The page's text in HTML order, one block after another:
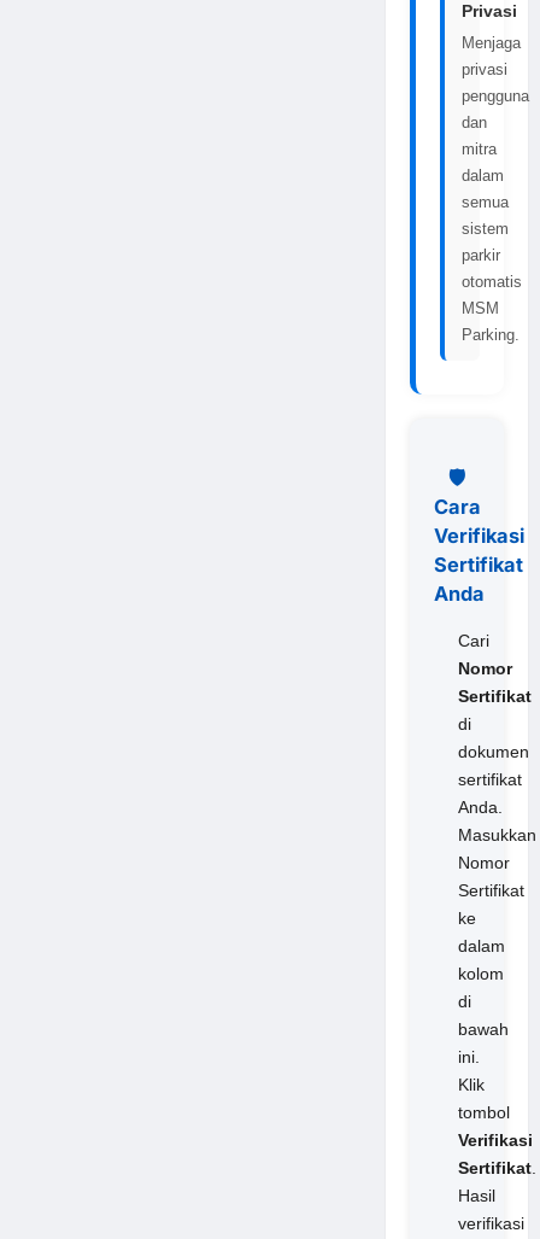
Privasi
Menjaga
privasi
pengguna
dan
mitra
dalam
semua
sistem
parkir
otomatis
MSM
Parking.
🛡️
Cara
Verifikasi
Sertifikat
Anda
Cari
Nomor
Sertifikat
di
dokumen
sertifikat
Anda.
Masukkan
Nomor
Sertifikat
ke
dalam
kolom
di
bawah
ini.
Klik
tombol
Verifikasi
Sertifikat.
Hasil
verifikasi